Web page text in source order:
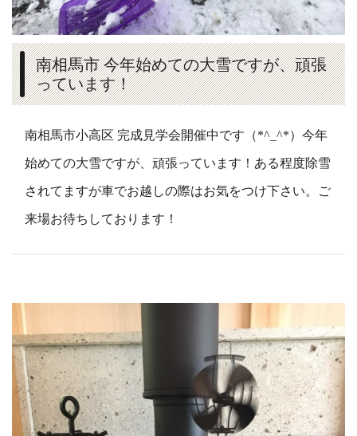
南相馬市 今年始めての大雪ですが、頑張
っています！
南相馬市小高区 完成見学会開催中です（*^_^*）今年
始めての大雪ですが、頑張っています！ある程度除雪
されてますが車でお越しの際はお気をつけ下さい。ご
来場お待ちしております！